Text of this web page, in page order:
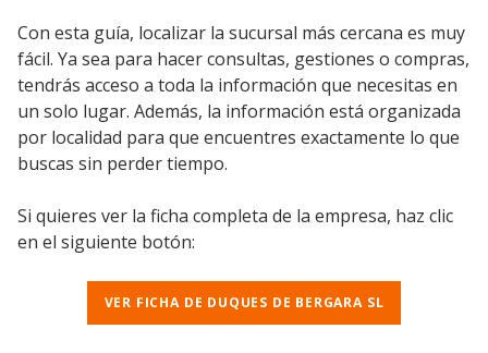
Con esta guía, localizar la sucursal más cercana es muy
fácil. Ya sea para hacer consultas, gestiones o compras,
tendrás acceso a toda la información que necesitas en
un solo lugar. Además, la información está organizada
por localidad para que encuentres exactamente lo que
buscas sin perder tiempo.
Si quieres ver la ficha completa de la empresa, haz clic
en el siguiente botón:
VER FICHA DE DUQUES DE BERGARA SL